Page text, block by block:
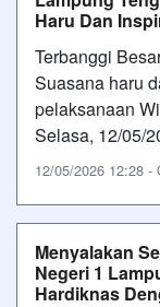
Haru Dan
Terbanggi
Suasana haru
pelaksanaan
Selasa, 12/05/
12/05/2026 12:28 -
Menyalakan
Negeri 1
Hardiknas